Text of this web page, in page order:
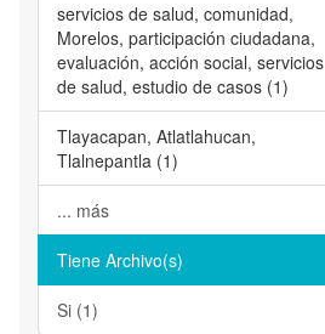
servicios de salud, comunidad,
Morelos, participación ciudadana,
evaluación, acción social, servicios
de salud, estudio de casos (1)
Tlayacapan, Atlatlahucan,
Tlalnepantla (1)
... más
Tiene Archivo(s)
Si (1)